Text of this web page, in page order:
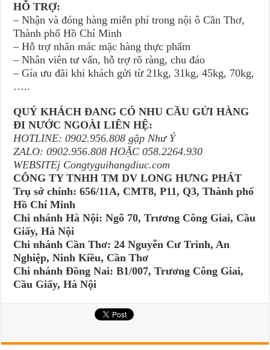
HỖ TRỢ:
– Nhận và đóng hàng miễn phí trong nội ô Cần Thơ,
Thành phố Hồ Chí Minh
– Hỗ trợ nhãn mác mặc hàng thực phẩm
– Nhân viên tư vấn, hỗ trợ rõ ràng, chu đáo
– Gía ưu đãi khi khách gửi từ 21kg, 31kg, 45kg, 70kg,
…..
QUÝ KHÁCH ĐANG CÓ NHU CẦU GỬI HÀNG
ĐI NƯỚC NGOÀI LIÊN HỆ:
HOTLINE: 0902.956.808 gặp Như Ý
ZALO: 0902.956.808 HOẶC 058.2264.930
WEBSITEj Congtyguihangdiuc.com
CÔNG TY TNHH TM DV LONG HƯNG PHÁT
Trụ sở chính: 656/11A, CMT8, P11, Q3, Thành phố
Hồ Chí Minh
Chi nhánh Hà Nội: Ngõ 70, Trương Công Giai, Cầu
Giấy, Hà Nội
Chi nhánh Cần Thơ: 24 Nguyễn Cư Trinh, An
Nghiệp, Ninh Kiều, Cần Thơ
Chi nhánh Đồng Nai: B1/007, Trương Công Giai,
Cầu Giấy, Hà Nội